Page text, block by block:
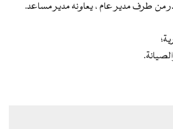
من طرف مدير عام ، يعاونه مدير مساعد.